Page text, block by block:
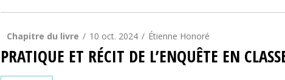
Chapitre du livre 10 oct. 2024 Étienne Honoré
PRATIQUE ET RÉCIT DE L’ENQUÊTE EN